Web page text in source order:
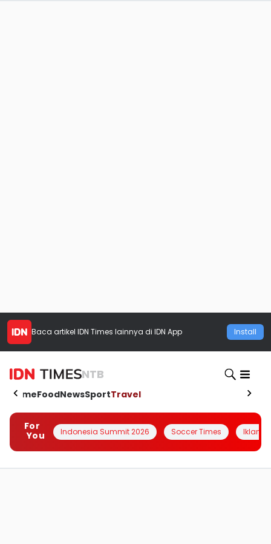
Baca artikel IDN Times lainnya di IDN App Install
NTB
HomeFoodNewsSportTravel
For
You
Indonesia Summit 2026 Soccer Times Iklanin